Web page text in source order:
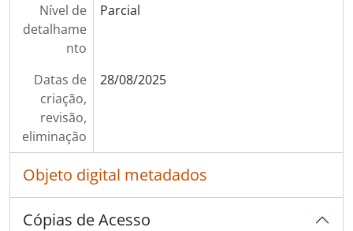
Nível de
detalhame
nto
Parcial
Datas de
criação,
revisão,
eliminação
28/08/2025
Objeto digital metadados
Cópias de Acesso